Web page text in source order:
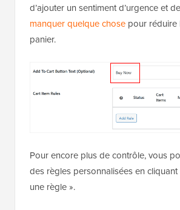
d’ajouter un sentiment d’urgence et de
manquer quelque chose pour réduire
panier.
Pour encore plus de contrôle, vous
des règles personnalisées en
une règle ».